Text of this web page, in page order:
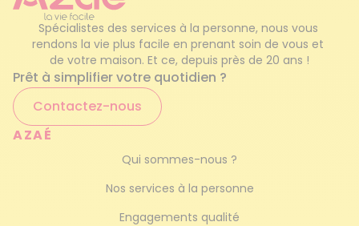
Spécialistes des services à la personne, nous vous
rendons la vie plus facile en prenant soin de vous et
de votre maison. Et ce, depuis près de 20 ans !
Prêt à simplifier votre quotidien ?
Contactez-nous
AZAÉ
Qui sommes-nous ?
Nos services à la personne
Engagements qualité